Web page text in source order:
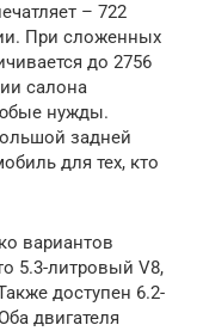
– 722
При сложенных
до 2756
салона
нужды.
задней
для тех, кто
вариантов
5.3-литровый V8,
доступен 6.2-
двигателя